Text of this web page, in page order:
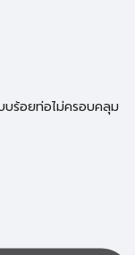
บร้อยท่อไม่ครอบคลุม